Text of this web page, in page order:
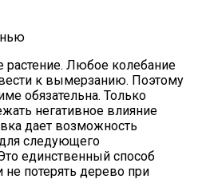
Любое колебание
к вымерзанию. Поэтому
обязательна. Только
негативное влияние
дает возможность
следующего
единственный способ
не потерять дерево при